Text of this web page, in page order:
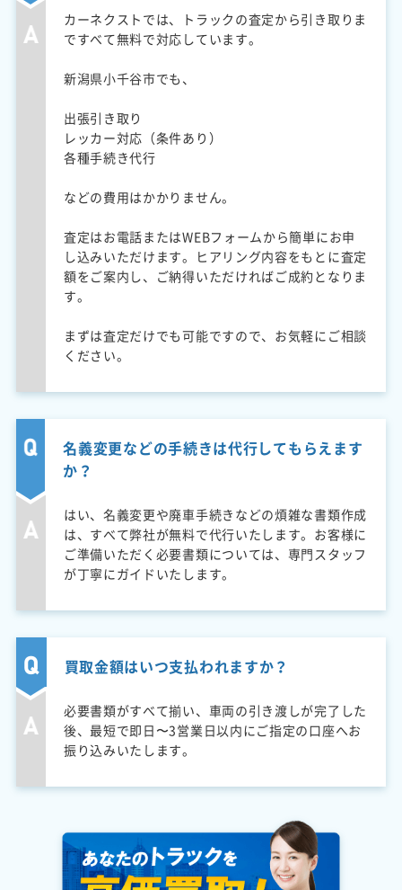
カーネクストでは、トラックの査定から引き取りま
ですべて無料で対応しています。
新潟県小千谷市でも、
出張引き取り
レッカー対応（条件あり）
各種手続き代行
などの費用はかかりません。
査定はお電話またはWEBフォームから簡単にお申
し込みいただけます。ヒアリング内容をもとに査定
額をご案内し、ご納得いただければご成約となりま
す。
まずは査定だけでも可能ですので、お気軽にご相談
ください。
名義変更などの手続きは代行してもらえます
か？
はい、名義変更や廃車手続きなどの煩雑な書類作成
は、すべて弊社が無料で代行いたします。お客様に
ご準備いただく必要書類については、専門スタッフ
が丁寧にガイドいたします。
買取金額はいつ支払われますか？
必要書類がすべて揃い、車両の引き渡しが完了した
後、最短で即日〜3営業日以内にご指定の口座へお
振り込みいたします。